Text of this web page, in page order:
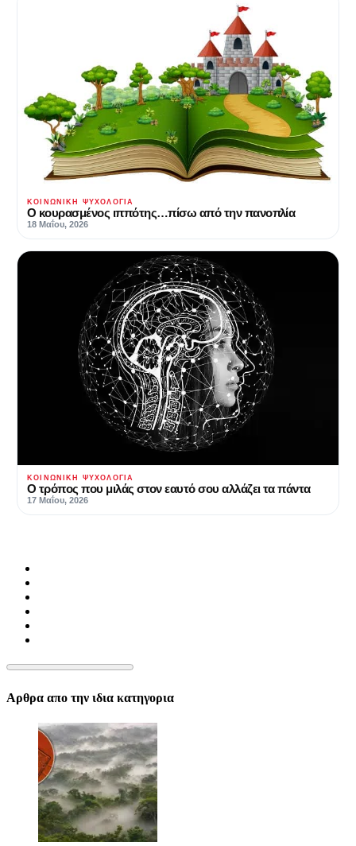
ΚΟΙΝΩΝΙΚΉ ΨΥΧΟΛΟΓΊΑ
Ο κουρασμένος ιππότης…πίσω από την πανοπλία
18 Μαΐου, 2026
ΚΟΙΝΩΝΙΚΉ ΨΥΧΟΛΟΓΊΑ
Ο τρόπος που μιλάς στον εαυτό σου αλλάζει τα πάντα
17 Μαΐου, 2026
Αρθρα απο την ιδια κατηγορια